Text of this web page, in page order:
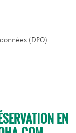
(DPO)
EN